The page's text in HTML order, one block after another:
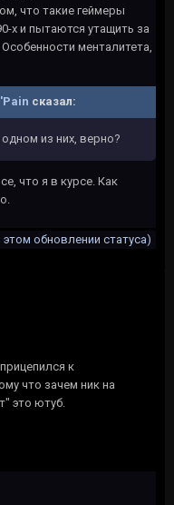
что такие геймеры
х и пытаются утащить за
менталитета,
сказал:
из них, верно?
что я в курсе. Как
обновлении статуса)
к
что зачем ник на
это ютуб.